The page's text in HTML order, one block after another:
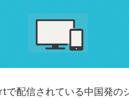
で配信されている中国発の